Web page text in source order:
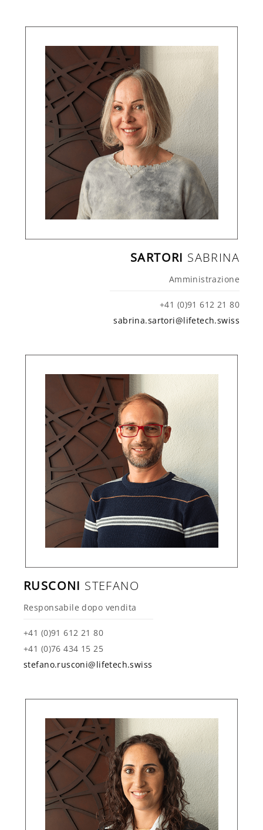
SARTORI SABRINA
Amministrazione
+41 (0)91 612 21 80
sabrina.sartori@lifetech.swiss
RUSCONI STEFANO
Responsabile dopo vendita
+41 (0)91 612 21 80
+41 (0)76 434 15 25
stefano.rusconi@lifetech.swiss